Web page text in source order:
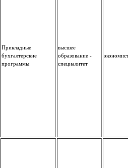
Прикладные
бухгалтерские
программы
высшее
образование -
специалитет